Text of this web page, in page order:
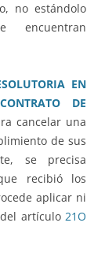
no estándolo
encuentran
EN
DE
cancelar una
de sus
se precisa
recibió los
aplicar ni
artículo 21O